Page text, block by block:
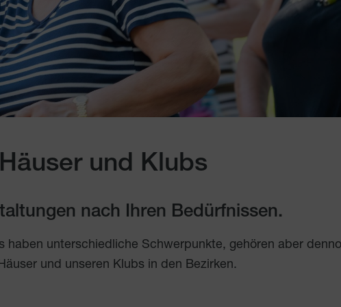
und Klubs
nach Ihren Bedürfnissen.
haben unterschiedliche Schwerpunkte, gehören aber
und unseren Klubs in den Bezirken.